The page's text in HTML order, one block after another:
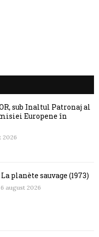
sub Înaltul Patronaj al
Europene în
2026
planète sauvage (1973)
6 august 2026